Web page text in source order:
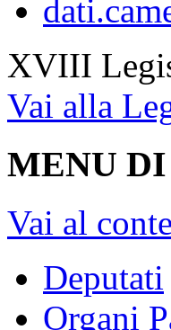
XVIII
Vai alla
MENU
Vai al
Deputati
Organi